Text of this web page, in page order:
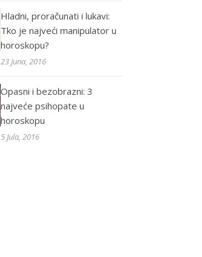
Hladni, proračunati i lukavi:
Tko je najveći manipulator u
horoskopu?
23 Juna, 2016
Opasni i bezobrazni: 3
najveće psihopate u
horoskopu
5 Jula, 2016